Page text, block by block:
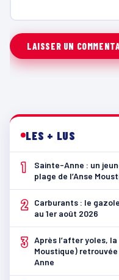
LES + LUS
1
Sainte-Anne : un
plage de l’Anse
2
Carburants : le
au 1er août 2026
3 Après l’after yoles, la
Moustique)
Anne